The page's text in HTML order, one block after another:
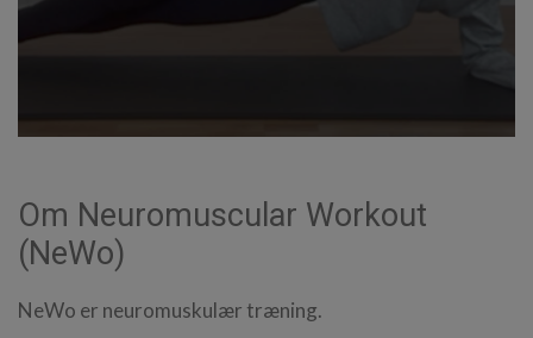
Om Neuromuscular Workout
(NeWo)
NeWo er neuromuskulær træning.